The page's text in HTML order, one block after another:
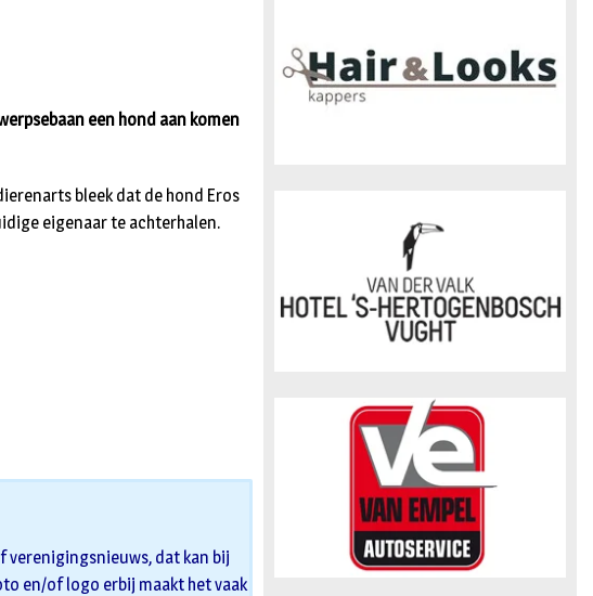
een hond aan komen
bleek dat de hond Eros
eigenaar te achterhalen.
verenigingsnieuws, dat kan bij
en/of logo erbij maakt het vaak